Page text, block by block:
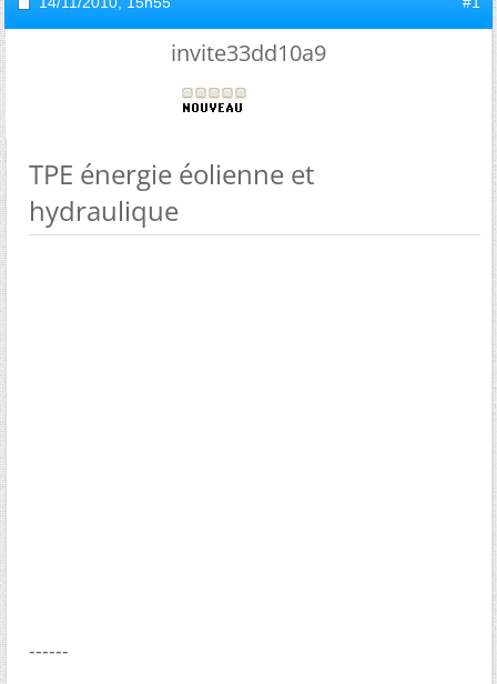
invite33dd10a9
TPE énergie éolienne et
hydraulique
------